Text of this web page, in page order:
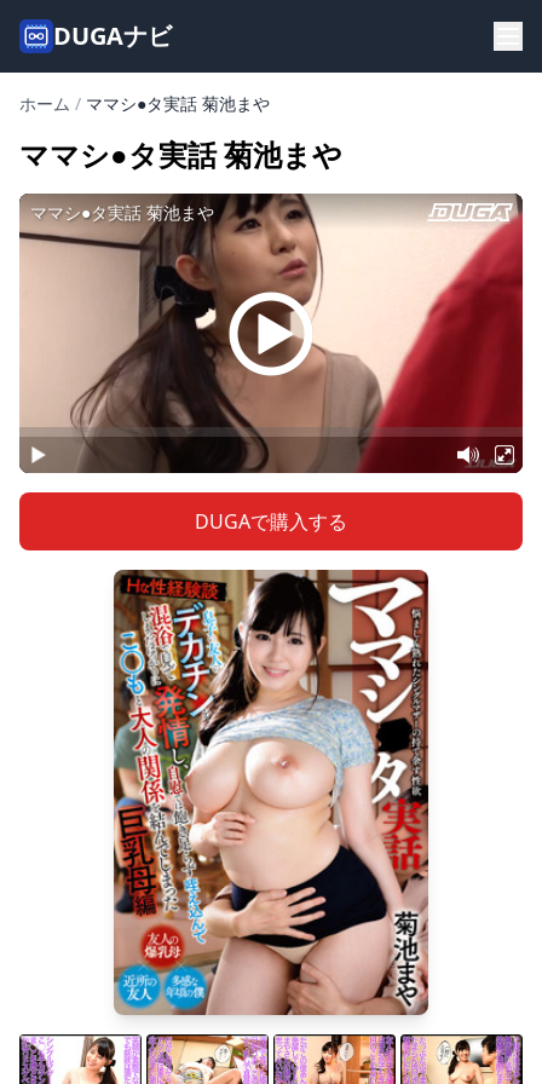
DUGAナビ
ホーム / ママシ●タ実話 菊池まや
ママシ●タ実話 菊池まや
DUGAで購入する